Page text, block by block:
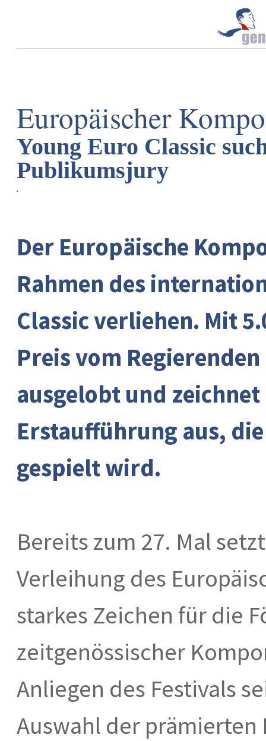
Europäischer
Young Euro Classic
Publikumsjury
Der Europäische
Rahmen des
Classic verliehen. Mit
Preis vom
ausgelobt und
Erstaufführung aus,
gespielt wird.
Bereits zum 27. Mal
Verleihung des
starkes Zeichen für die
zeitgenössischer
Anliegen des Festivals
Auswahl der